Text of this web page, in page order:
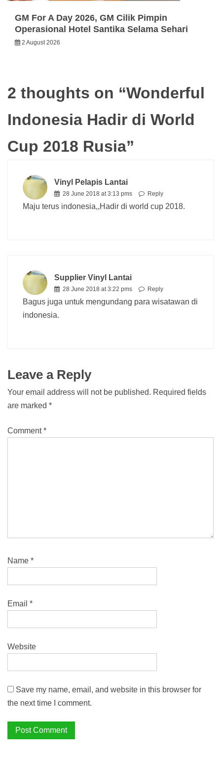
GM For A Day 2026, GM Cilik Pimpin
Operasional Hotel Santika Selama Sehari
2 August 2026
2 thoughts on “Wonderful
Indonesia Hadir di World
Cup 2018 Rusia”
Vinyl Pelapis Lantai
28 June 2018 at 3:13 pms Reply
Maju terus indonesia,,Hadir di world cup 2018.
Supplier Vinyl Lantai
28 June 2018 at 3:22 pms Reply
Bagus juga untuk mengundang para wisatawan di
indonesia.
Leave a Reply
Your email address will not be published. Required fields
are marked *
Comment*
Name *
Email *
Website
Save my name, email, and website in this browser for
the next time I comment.